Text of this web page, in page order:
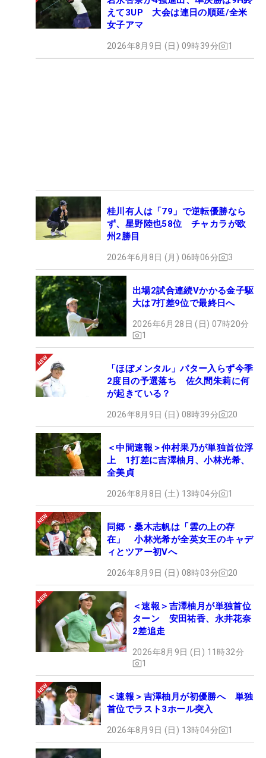
えて3UP 大会は連日の順延/全米
女子アマ
2026年8月9日 (日) 09時39分 1
桂川有人は「79」で逆転優勝なら
ず、星野陸也58位 チャカラが欧
州2勝目
2026年6月8日 (月) 06時06分 3
出場2試合連続Vかかる金子駆
大は7打差9位で最終日へ
2026年6月28日 (日) 07時20分
1
「ほぼメンタル」パター入らず今季
2度目の予選落ち 佐久間朱莉に何
が起きている？
2026年8月9日 (日) 08時39分 20
＜中間速報＞仲村果乃が単独首位浮
上 1打差に吉澤柚月、小林光希、
全美貞
2026年8月8日 (土) 13時04分 1
同郷・桑木志帆は「雲の上の存
在」 小林光希が全英女王のキャデ
ィとツアー初Vへ
2026年8月9日 (日) 08時03分 20
＜速報＞吉澤柚月が単独首位
ターン 安田祐香、永井花奈
2差追走
2026年8月9日 (日) 11時32分
1
＜速報＞吉澤柚月が初優勝へ 単独
首位でラスト3ホール突入
2026年8月9日 (日) 13時04分 1